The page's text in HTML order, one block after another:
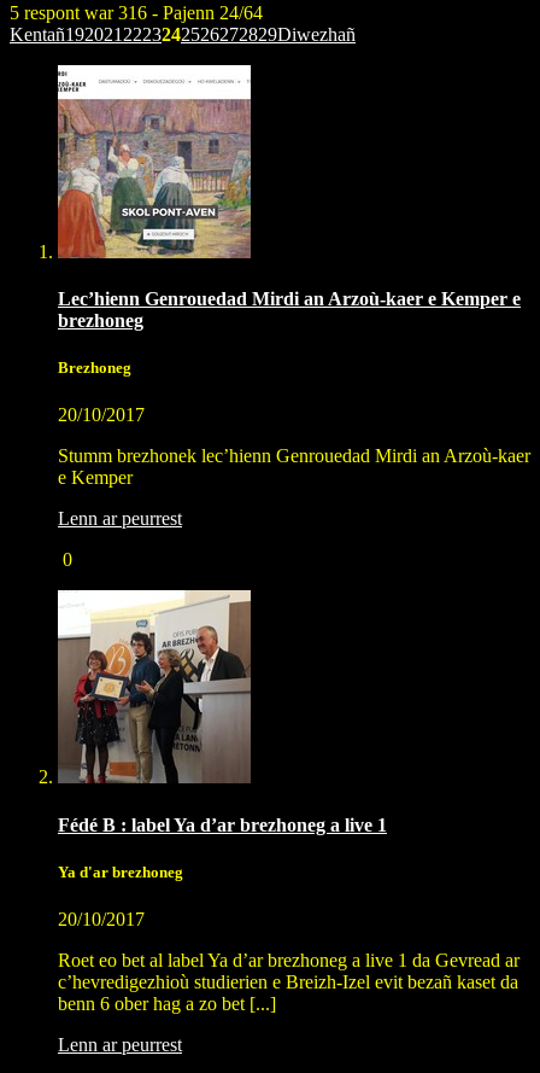
5 respont war 316 - Pajenn 24/64
Kentañ192021 2223242526272829Diwezhañ
Lec’hienn Genrouedad Mirdi an Arzoù-kaer e Kemper e
brezhoneg
Brezhoneg
20/10/2017
Stumm brezhonek lec’hienn Genrouedad Mirdi an Arzoù-kaer
e Kemper
Lenn ar peurrest
0
Fédé B : label Ya d’ar brezhoneg a live 1
Ya d'ar brezhoneg
20/10/2017
Roet eo bet al label Ya d’ar brezhoneg a live 1 da Gevread ar
c’hevredigezhioù studierien e Breizh-Izel evit bezañ kaset da
benn 6 ober hag a zo bet [...]
Lenn ar peurrest